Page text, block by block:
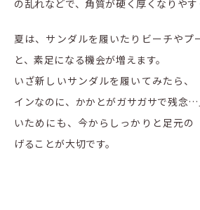
の乱れなどで、角質が硬く厚くなりやす
夏は、サンダルを履いたりビーチやプ
と、素足になる機会が増えます。
いざ新しいサンダルを履いてみたら、
インなのに、かかとがガサガサで残念
いためにも、今からしっかりと足元の
げることが大切です。